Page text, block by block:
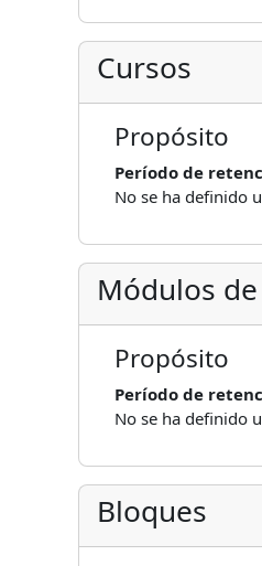
Cursos
Propósito
Período de
No se ha definido
Módulos
Propósito
Período de
No se ha definido
Bloques